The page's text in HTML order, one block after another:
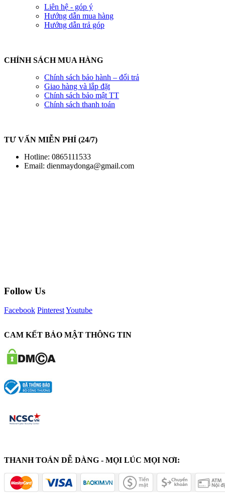
Liên hệ - góp ý
Hướng dẫn mua hàng
Hướng dẫn trả góp
CHÍNH SÁCH MUA HÀNG
Chính sách bảo hành – đổi trả
Giao hàng và lắp đặt
Chính sách bảo mật TT
Chính sách thanh toán
TƯ VẤN MIỄN PHÍ (24/7)
Hotline: 0865111533
Email: dienmaydonga@gmail.com
Follow Us
Facebook PinterestYoutube
CAM KẾT BẢO MẬT THÔNG TIN
THANH TOÁN DỄ DÀNG - MỌI LÚC MỌI NƠI: